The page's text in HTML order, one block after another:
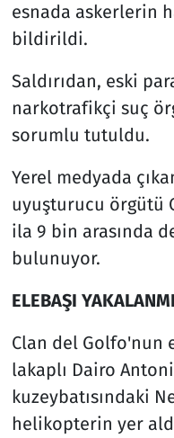
esnada askerlerin
bildirildi.
Saldırıdan, eski
narkotrafikçi suç
sorumlu tutuldu.
Yerel medyada
uyuşturucu örgütü
ila 9 bin arasında
bulunuyor.
ELEBAŞI
Clan del Golfo'nun
lakaplı Dairo
kuzeybatısındaki
helikopterin yer